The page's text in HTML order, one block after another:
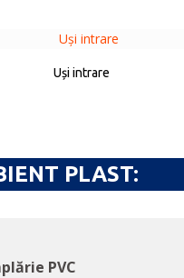
Uși intrare
PLAST:
PVC